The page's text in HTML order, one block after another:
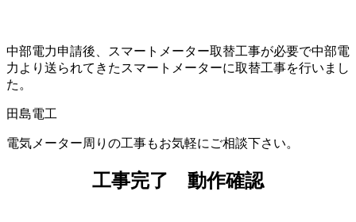
中部電力申請後、スマートメーター取替工事が必要で中部電
力より送られてきたスマートメーターに取替工事を行いまし
た。
電気メーター周りの工事もお気軽にご相談下さい。
工事完了 動作確認